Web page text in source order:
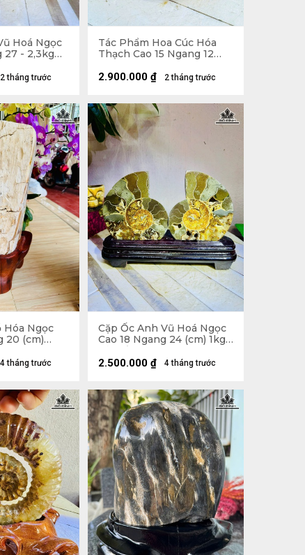
Hoá Ngọc
27 - 2,3kg
2 tháng trước
Tác Phẩm Hoa Cúc Hóa
Thạch Cao 15 Ngang 12
2 tháng trước
2.900.000 ₫
Hóa Ngọc
20 (cm)
4 tháng trước
Cặp Ốc Anh Vũ Hoá Ngọc
Cao 18 Ngang 24 (cm) 1kg
Cả Đế
4 tháng trước
2.500.000 ₫